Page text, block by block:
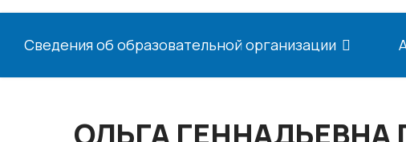
Сведения об образовательной организации